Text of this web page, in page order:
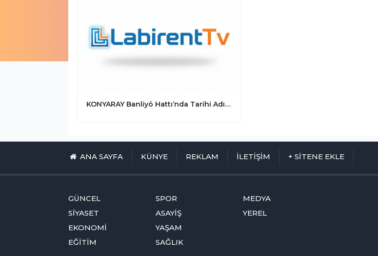
KONYARAY Banliyö Hattı’nda Tarihi Adım: İlk Ray Kaynağı Yapıldı!
ANA SAYFA KÜNYE REKLAM İLETİŞİM + SİTENE EKLE
GÜNCEL
SİYASET
EKONOMİ
EĞİTİM
SPOR
ASAYİŞ
YAŞAM
SAĞLIK
MEDYA
YEREL